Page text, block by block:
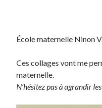
a
e
o
n
École maternelle Ninon
Ces collages vont me
maternelle.
N’hésitez pas à agrandir